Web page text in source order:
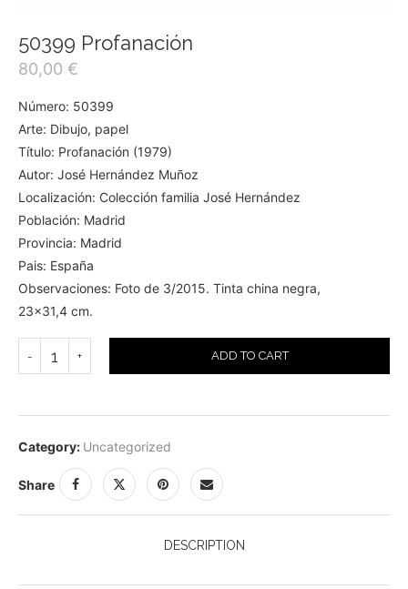
50399 Profanación
80,00 €
Número: 50399
Arte: Dibujo, papel
Título: Profanación (1979)
Autor: José Hernández Muñoz
Localización: Colección familia José Hernández
Población: Madrid
Provincia: Madrid
Pais: España
Observaciones: Foto de 3/2015. Tinta china negra,
23×31,4 cm.
ADD TO CART
Category: Uncategorized
Share
DESCRIPTION